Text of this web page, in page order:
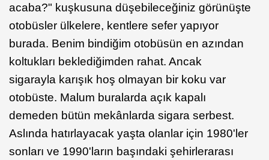
acaba?" kuşkusuna düşebileceğiniz görünüşte
otobüsler ülkelere, kentlere sefer yapıyor
burada. Benim bindiğim otobüsün en azından
koltukları beklediğimden rahat. Ancak
sigarayla karışık hoş olmayan bir koku var
otobüste. Malum buralarda açık kapalı
demeden bütün mekânlarda sigara serbest.
Aslında hatırlayacak yaşta olanlar için 1980'ler
sonları ve 1990'ların başındaki şehirlerarası